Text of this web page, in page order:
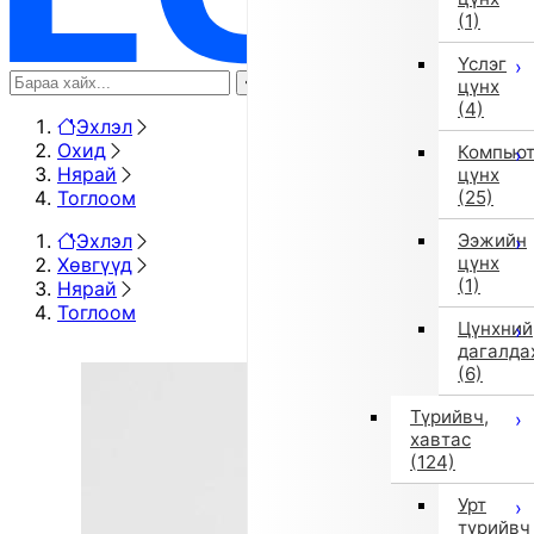
(1)
Үслэг
цүнх
(4)
цүнх
(25)
Ээжийн
цүнх
(1)
Цүнхний
(6)
Түрийвч,
хавтас
(124)
Урт
түрийвч
Эхлэл
Охид
Нярай
Тоглоом
Эхлэл
Хөвгүүд
Нярай
Тоглоом